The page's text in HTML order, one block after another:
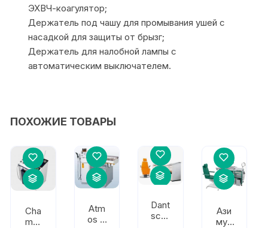
ЭХВЧ-коагулятор;
Держатель под чашу для промывания ушей с
насадкой для защиты от брызг;
Держатель для налобной лампы с
автоматическим выключателем.
ПОХОЖИЕ ТОВАРЫ
Cha
mm
Atm
os C
Dant
schk
Ази
мут